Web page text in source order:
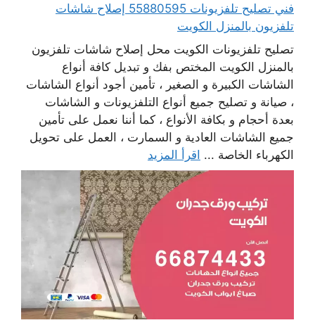
فني تصليح تلفزيونات 55880595 إصلاح شاشات
تلفزيون بالمنزل الكويت
تصليح تلفزيونات الكويت محل إصلاح شاشات تلفزيون
بالمنزل الكويت المختص بفك و تبديل كافة أنواع
الشاشات الكبيرة و الصغير ، تأمين أجود أنواع الشاشات
، صيانة و تصليح جميع أنواع التلفزيونات و الشاشات
بعدة أحجام و بكافة الأنواع ، كما أننا نعمل على تأمين
جميع الشاشات العادية و السمارت ، العمل على تحويل
الكهرباء الخاصة ... اقرأ المزيد